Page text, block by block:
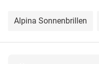
Alpina Sonnenbrillen